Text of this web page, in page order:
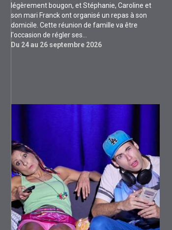
légèrement bougon, et Stéphanie, Caroline et
son mari Franck ont organisé un repas à son
domicile. Cette réunion de famille va être
l'occasion de régler ses...
Du 24 au 26 septembre 2026